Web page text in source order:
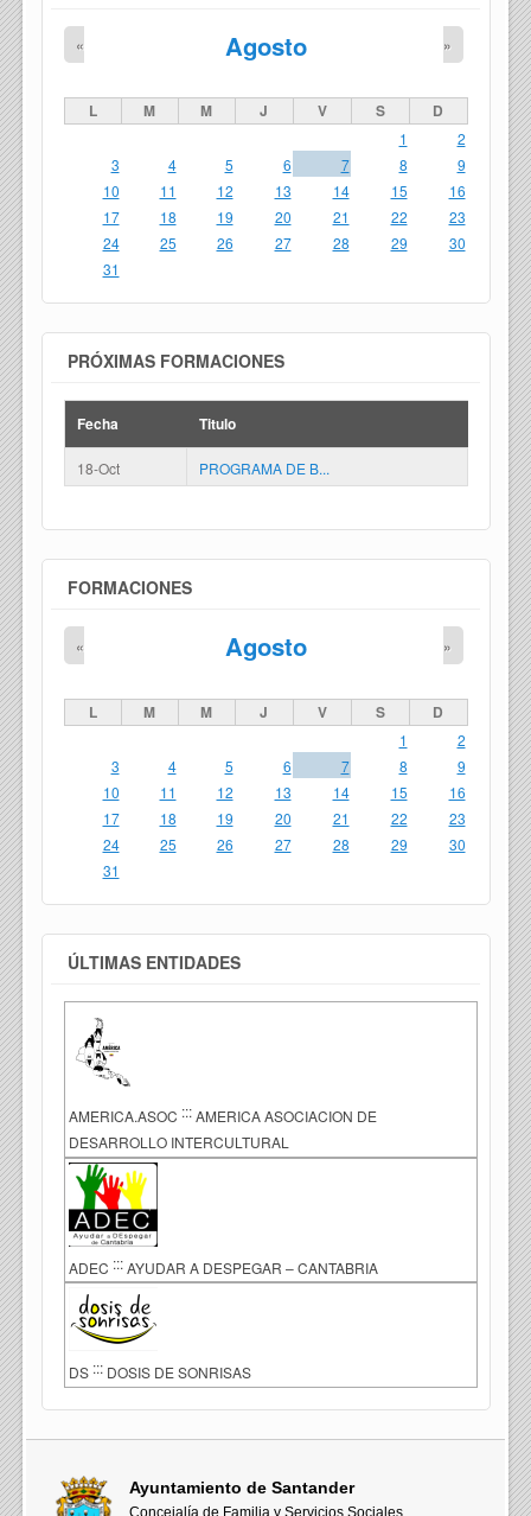
Agosto
« »
L M M J V S D
1
2
3
4 5 6 7 8
9
10
11 12 13 14 15
16
17
18 19 20 21 22
23
24
25 26 27 28 29
30
31
PRÓXIMAS FORMACIONES
Fecha Titulo
18-Oct PROGRAMA DE B...
FORMACIONES
Agosto
« »
L M M J V S D
1
2
3
4 5 6 7 8
9
10
11 12 13 14 15
16
17
18 19 20 21 22
23
24
25 26 27 28 29
30
31
ÚLTIMAS ENTIDADES
AMERICA.ASOC ::: AMERICA ASOCIACION DE
DESARROLLO INTERCULTURAL
ADEC ::: AYUDAR A DESPEGAR – CANTABRIA
DS ::: DOSIS DE SONRISAS
Ayuntamiento de Santander
Concejalía de Familia y Servicios Sociales